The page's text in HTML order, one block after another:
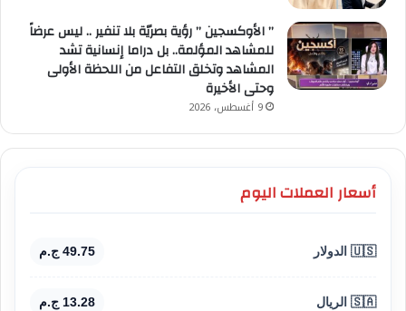
” الأوكسجين ” رؤية بصريّة بلا تنفير .. ليس عرضاً
للمشاهد المؤلمة.. بل دراما إنسانية تشد
المشاهد وتخلق التفاعل من اللحظة الأولى
وحتى الأخيرة
9 أغسطس، 2026
أسعار العملات اليوم
🇺🇸 الدولار 49.75 ج.م
🇸🇦 الريال 13.28 ج.م